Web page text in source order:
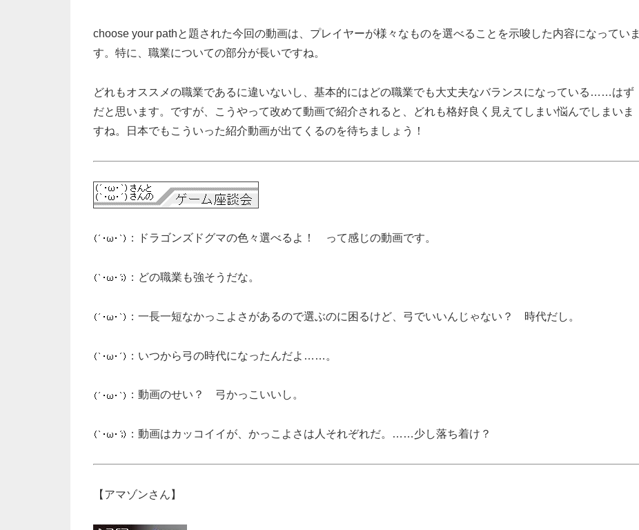
choose your pathと題された今回の動画は、プレイヤーが様々なものを選べることを示唆した内容になっていま
す。特に、職業についての部分が長いですね。
どれもオススメの職業であるに違いないし、基本的にはどの職業でも大丈夫なバランスになっている……はず
だと思います。ですが、こうやって改めて動画で紹介されると、どれも格好良く見えてしまい悩んでしまいま
すね。日本でもこういった紹介動画が出てくるのを待ちましょう！
：ドラゴンズドグマの色々選べるよ！ って感じの動画です。
：どの職業も強そうだな。
：一長一短なかっこよさがあるので選ぶのに困るけど、弓でいいんじゃない？ 時代だし。
：いつから弓の時代になったんだよ……。
：動画のせい？ 弓かっこいいし。
：動画はカッコイイが、かっこよさは人それぞれだ。……少し落ち着け？
【アマゾンさん】